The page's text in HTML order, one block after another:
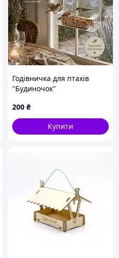
Годівничка для птахів
"Будиночок"
200 ₴
Купити